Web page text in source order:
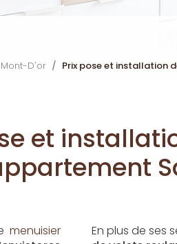
D'or Prix pose et installation
et
menuisier
En plus de ses